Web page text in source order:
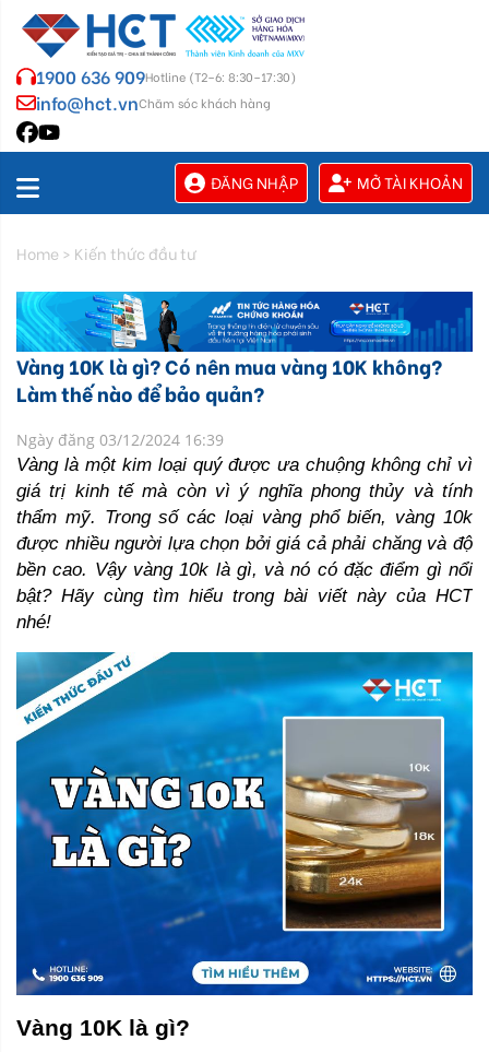
1900 636 909Hotline (T2–6: 8:30–17:30)
info@hct.vnChăm sóc khách hàng
ĐĂNG NHẬP MỞ TÀI KHOẢN
Home > Kiến thức đầu tư
Vàng 10K là gì? Có nên mua vàng 10K không?
Làm thế nào để bảo quản?
Ngày đăng 03/12/2024 16:39
Vàng là một kim loại quý được ưa chuộng không chỉ vì
giá trị kinh tế mà còn vì ý nghĩa phong thủy và tính
thẩm mỹ. Trong số các loại vàng phổ biến, vàng 10k
được nhiều người lựa chọn bởi giá cả phải chăng và độ
bền cao. Vậy vàng 10k là gì, và nó có đặc điểm gì nổi
bật? Hãy cùng tìm hiểu trong bài viết này của HCT
nhé!
Vàng 10K là gì?